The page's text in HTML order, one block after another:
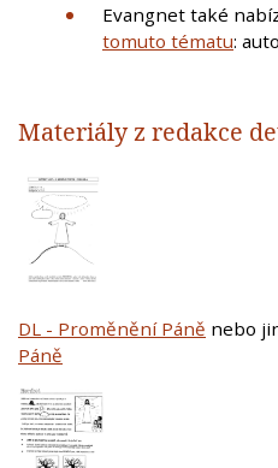
Evangnet také
tomuto tématu:
Materiály z redakce
DL - Proměnění Páně nebo
Páně